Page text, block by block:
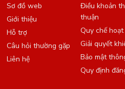
Sơ đồ web
Giới thiệu
Hỗ trợ
Câu hỏi thường gặp
Liên hệ
Điều khoản
thuận
Quy chế
Giải quyết
Bảo mật
Quy định